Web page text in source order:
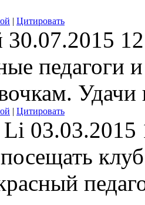
| Цитировать
30.07.2015
педагоги
| Цитировать
Li 03.03.2015